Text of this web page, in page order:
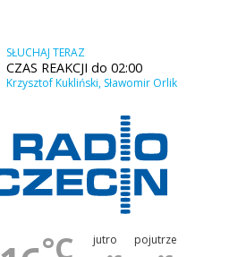
SŁUCHAJ TERAZ
CZAS REAKCJI do 02:00
Krzysztof Kukliński, Sławomir Orlik
°C jutro pojutrze